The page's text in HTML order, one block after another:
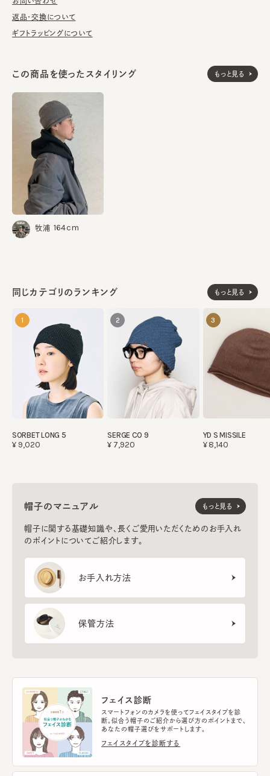
素材 ウール100%
返品・交換について
ギフトラッピングについて
同じカテゴリのランキング もっと見る
1
SORBET LONG 5
¥9,020
2
SERGE CO 9
¥7,920
3
YD S MISSILE
¥8,140
帽子のマニュアル
帽子に関する基礎知識や、長くご愛用いただくためのお手入れ
のポイントについてご紹介します。
お手入れ方法
保管方法
もっと見る
フェイス診断
スマートフォンのカメラを使ってフェイスタイプを診
断。似合う帽子のご紹介から選び方のポイントまで、
あなたの帽子選びをサポートします。
フェイスタイプを診断する
この商品を使ったスタイリング もっと見る
牧浦 164cm